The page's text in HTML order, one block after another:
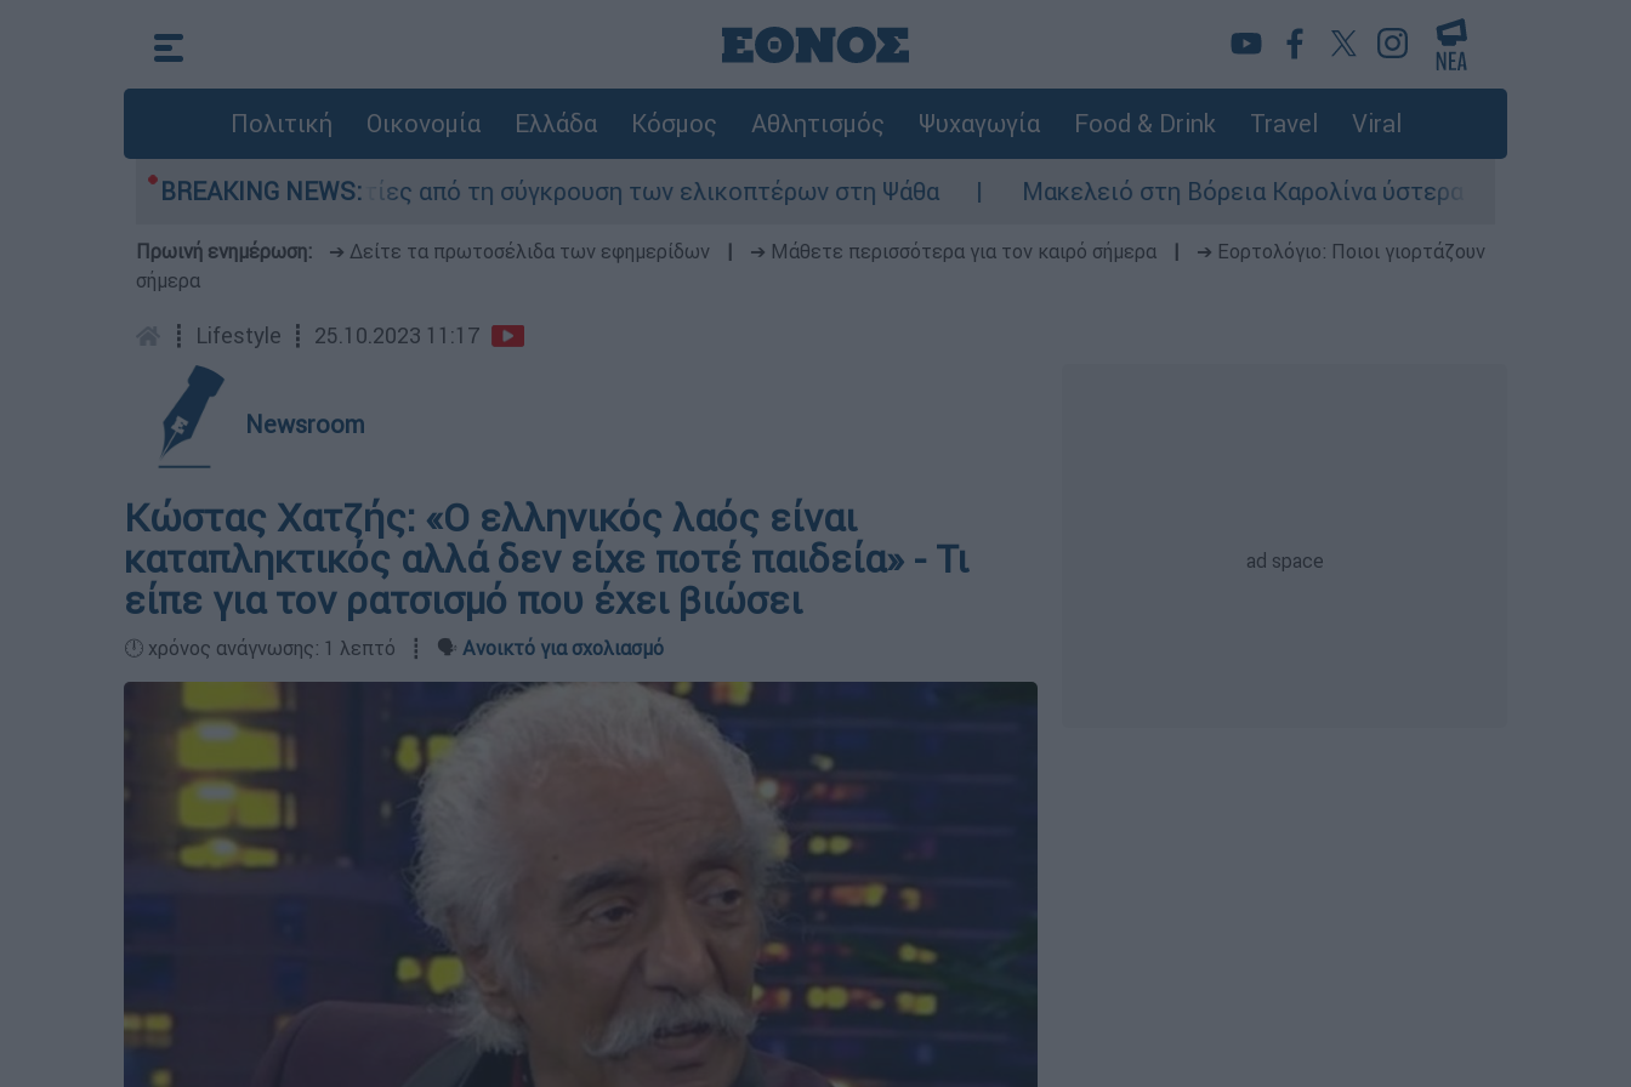
Πολιτική Οικονομία Ελλάδα Κόσμος Αθλητισμός Ψυχαγωγία Food & Drink Travel Viral
BREAKING NEWS:
οι δύο τραυματίες από τη σύγκρουση των ελικοπτέρων στη Ψάθα Μακελειό στη Βόρεια Καρολίνα ύστερα από πυροβολισμούς:
Πρωινή ενημέρωση: ➔ Δείτε τα πρωτοσέλιδα των εφημερίδων ➔ Μάθετε περισσότερα για τον καιρό σήμερα
➔ Εορτολόγιο: Ποιοι γιορτάζουν
σήμερα
┋ Lifestyle ┋ 25.10.2023 11:17
Newsroom
Κώστας Χατζής: «Ο ελληνικός λαός είναι
καταπληκτικός αλλά δεν είχε ποτέ παιδεία» - Τι
είπε για τον ρατσισμό που έχει βιώσει
🕛 χρόνος ανάγνωσης: 1 λεπτό ┋ 🗣️ Ανοικτό για σχολιασμό